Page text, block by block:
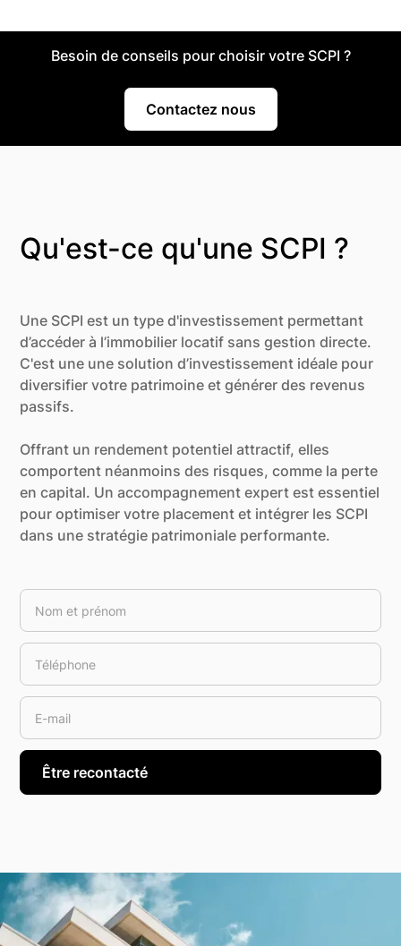
Besoin de conseils pour choisir votre SCPI ?
Contactez nous
Qu'est-ce qu'une SCPI ?
Une SCPI est un type d'investissement permettant
d’accéder à l’immobilier locatif sans gestion directe.
C'est une une solution d’investissement idéale pour
diversifier votre patrimoine et générer des revenus
passifs.
Offrant un rendement potentiel attractif, elles
comportent néanmoins des risques, comme la perte
en capital. Un accompagnement expert est essentiel
pour optimiser votre placement et intégrer les SCPI
dans une stratégie patrimoniale performante.